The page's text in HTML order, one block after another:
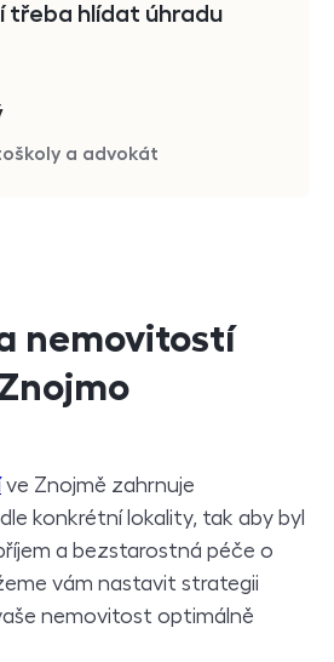
třeba hlídat úhradu
a advokát
nemovitostí
ve Znojmě zahrnuje
konkrétní lokality, tak aby byl
a bezstarostná péče o
vám nastavit strategii
nemovitost optimálně